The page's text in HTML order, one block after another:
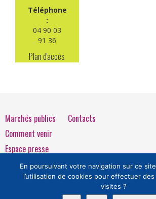
Téléphone
:
04 90 03
91 36
Plan d'accès
Marchés publics
Contacts
Comment venir
Espace presse
Mentions légales
Extranet
En poursuivant votre navigation sur ce
l’utilisation de cookies pour effectuer
visites ?